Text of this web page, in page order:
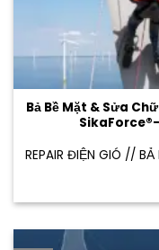
Bả Bề Mặt & Sửa
REPAIR ĐIỆN GIÓ //